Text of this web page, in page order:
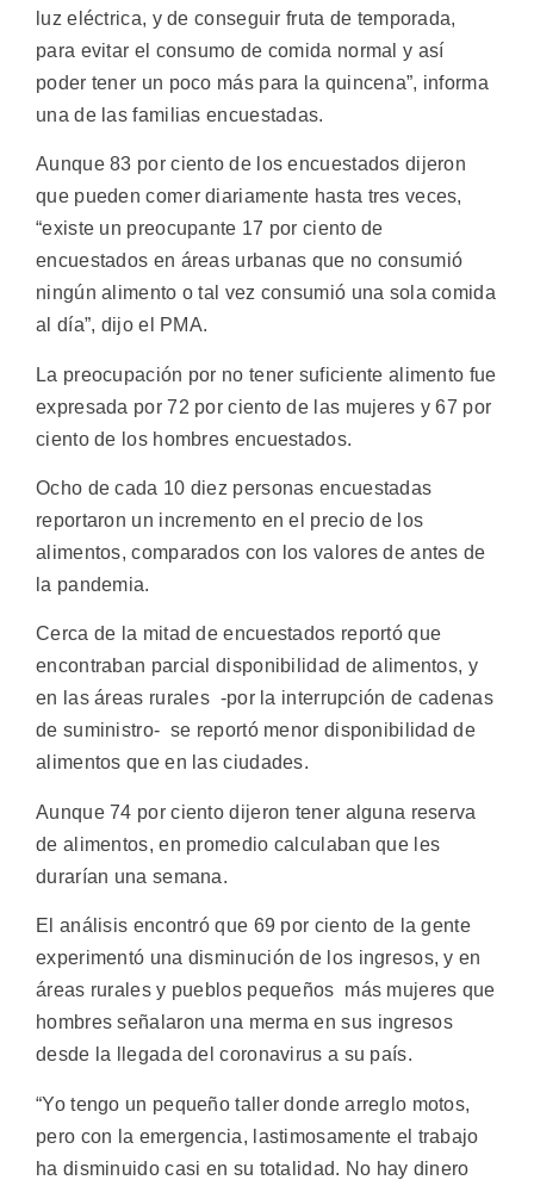
luz eléctrica, y de conseguir fruta de temporada,
para evitar el consumo de comida normal y así
poder tener un poco más para la quincena”, informa
una de las familias encuestadas.
Aunque 83 por ciento de los encuestados dijeron
que pueden comer diariamente hasta tres veces,
“existe un preocupante 17 por ciento de
encuestados en áreas urbanas que no consumió
ningún alimento o tal vez consumió una sola comida
al día”, dijo el PMA.
La preocupación por no tener suficiente alimento fue
expresada por 72 por ciento de las mujeres y 67 por
ciento de los hombres encuestados.
Ocho de cada 10 diez personas encuestadas
reportaron un incremento en el precio de los
alimentos, comparados con los valores de antes de
la pandemia.
Cerca de la mitad de encuestados reportó que
encontraban parcial disponibilidad de alimentos, y
en las áreas rurales -por la interrupción de cadenas
de suministro- se reportó menor disponibilidad de
alimentos que en las ciudades.
Aunque 74 por ciento dijeron tener alguna reserva
de alimentos, en promedio calculaban que les
durarían una semana.
El análisis encontró que 69 por ciento de la gente
experimentó una disminución de los ingresos, y en
áreas rurales y pueblos pequeños más mujeres que
hombres señalaron una merma en sus ingresos
desde la llegada del coronavirus a su país.
“Yo tengo un pequeño taller donde arreglo motos,
pero con la emergencia, lastimosamente el trabajo
ha disminuido casi en su totalidad. No hay dinero